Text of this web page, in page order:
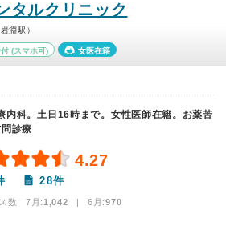
タルクリニック
淵駅）
(スマホ可) 女医在籍
内科。土日16時まで。女性医師在籍。お薬苦
診療
4.27
28件
数 7月:1,042 | 6月:970